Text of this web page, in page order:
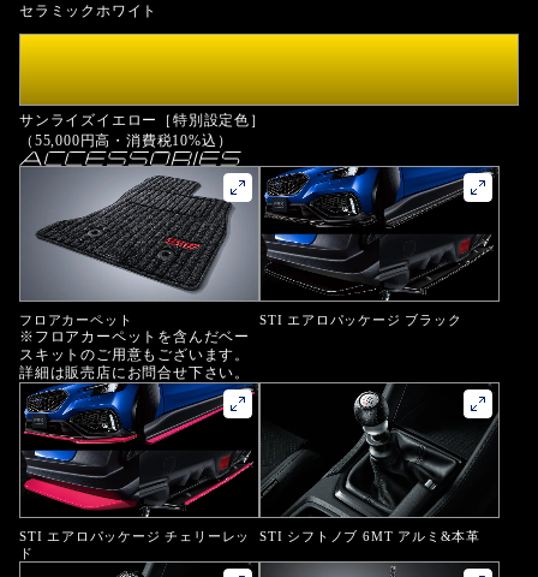
セラミックホワイト
サンライズイエロー［特別設定色］
（55,000円高・消費税10%込）
フロアカーペット
※フロアカーペットを含んだベー
スキットのご用意もございます。
詳細は販売店にお問合せ下さい。
STI エアロパッケージ ブラック
STI エアロパッケージ チェリーレッ
ド
STI シフトノブ 6MT アルミ&本革